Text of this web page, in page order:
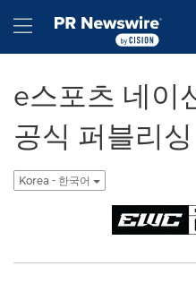
Hamburger menu
e스포츠 네이
공식 퍼블리
Korea - 한국어